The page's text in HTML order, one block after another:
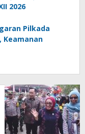
2026
Pilkada
Keamanan